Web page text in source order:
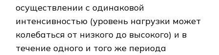
осуществлении с одинаковой
интенсивностью (уровень нагрузки может
колебаться от низкого до высокого) и в
течение одного и того же периода